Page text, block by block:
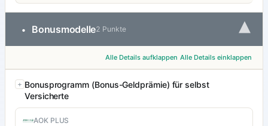
• Bonusmodelle2 Punkte ▾
Alle Details aufklappen Alle Details einklappen
Bonusprogramm (Bonus-Geldprämie) für selbst
Versicherte
AOK PLUS